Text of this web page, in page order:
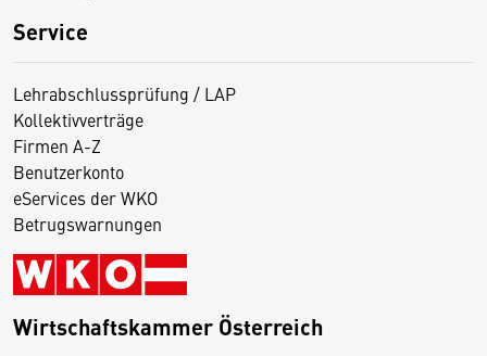
Service
Lehrabschlussprüfung / LAP
Kollektivverträge
Firmen A-Z
Benutzerkonto
eServices der WKO
Betrugswarnungen
Wirtschaftskammer Österreich